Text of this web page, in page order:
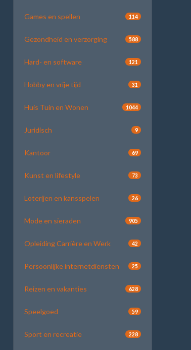
Games en spellen 114
Gezondheid en verzorging 588
Hard- en software 121
Hobby en vrije tijd 31
Huis Tuin en Wonen 1044
Juridisch 9
Kantoor 69
Kunst en lifestyle 73
Loterijen en kansspelen 26
Mode en sieraden 905
Opleiding Carrière en Werk 42
Persoonlijke internetdiensten 25
Reizen en vakanties 628
Speelgoed 59
Sport en recreatie 228